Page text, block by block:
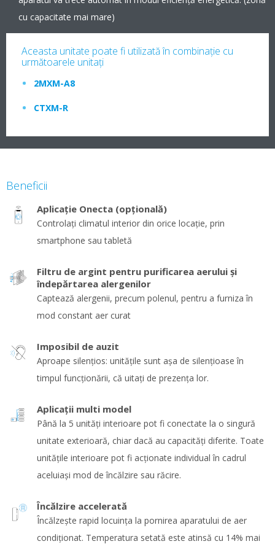
cu capacitate mai mare)
Aceasta unitate poate fi utilizată în combinaţie cu
următoarele unitaţi
2MXM-A8
CTXM-R
Beneficii
Aplicație Onecta (opțională)
Controlați climatul interior din orice locație, prin
smartphone sau tabletă
Filtru de argint pentru purificarea aerului și
îndepărtarea alergenilor
Captează alergenii, precum polenul, pentru a furniza în
mod constant aer curat
Imposibil de auzit
Aproape silențios: unitățile sunt așa de silențioase în
timpul funcționării, că uitați de prezența lor.
Aplicaţii multi model
Până la 5 unităţi interioare pot fi conectate la o singură
unitate exterioară, chiar dacă au capacităţi diferite. Toate
unităţile interioare pot fi acţionate individual în cadrul
aceluiaşi mod de încălzire sau răcire.
Încălzire accelerată
Încălzește rapid locuința la pornirea aparatului de aer
condiționat. Temperatura setată este atinsă cu 14% mai